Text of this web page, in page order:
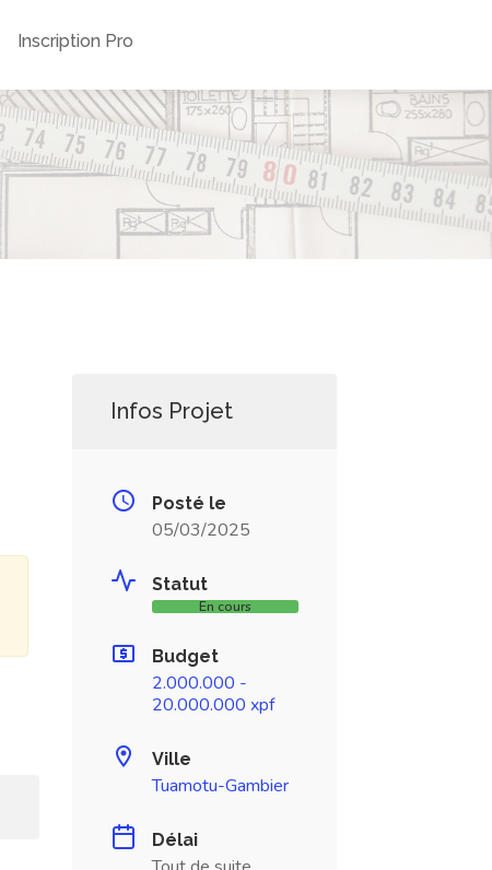
Inscription Pro
Infos Projet
Posté le
05/03/2025
Statut
En cours
Budget
2.000.000 -
20.000.000 xpf
Ville
Tuamotu-Gambier
Délai